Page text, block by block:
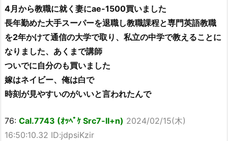
4月から教職に就く妻にae-1500買いました
長年勤めた大手スーパーを退職し教職課程と専門英語教職
を2年かけて通信の大学で取り、私立の中学で教えることに
なりました、あくまで講師
ついでに自分のも買いました
嫁はネイビー、俺は白で
時刻が見やすいのがいいと言われたんで
76: Cal.7743 (ｵｯﾍﾟｹ Src7-lI+n) 2024/02/15(木)
16:50:10.32 ID:jdpsiKzir